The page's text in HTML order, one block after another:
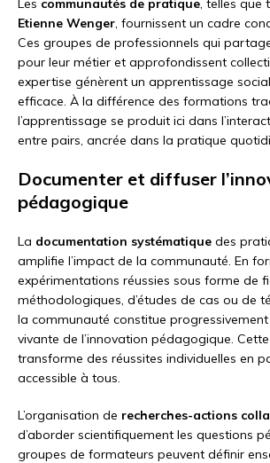
Les communautés de pratique, telles que
Etienne Wenger, fournissent un cadre
Ces groupes de professionnels qui
pour leur métier et approfondissent
expertise génèrent un apprentissage
efficace. À la différence des formations
l’apprentissage se produit ici dans
entre pairs, ancrée dans la pratique
Documenter et diffuser
pédagogique
La documentation systématique des
amplifie l’impact de la communauté. En
expérimentations réussies sous forme de
méthodologiques, d’études de cas ou de
la communauté constitue
vivante de l’innovation pédagogique.
transforme des réussites individuelles en
accessible à tous.
L’organisation de recherches-actions
d’aborder scientifiquement les questions
groupes de formateurs peuvent définir